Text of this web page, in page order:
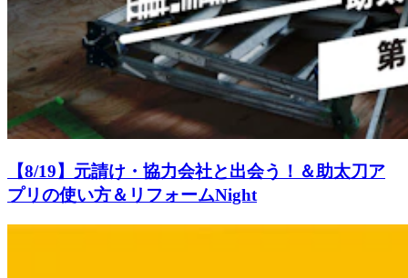
【8/19】元請け・協力会社と出会う！＆助太刀ア
プリの使い方＆リフォームNight